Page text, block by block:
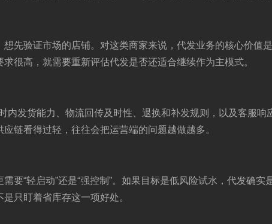
先验证市场的店铺。对这类商家来说，代发业务的核心价值
很高，就需要重新评估代发是否还适合继续作为主模式。
内发货能力、物流回传及时性、退换和补发规则，以及客服
链看得过轻，往往会把运营端的问题越做越多。
要“轻启动”还是“强控制”。如果目标是低风险试水，代发确
只盯着省库存这一项好处。